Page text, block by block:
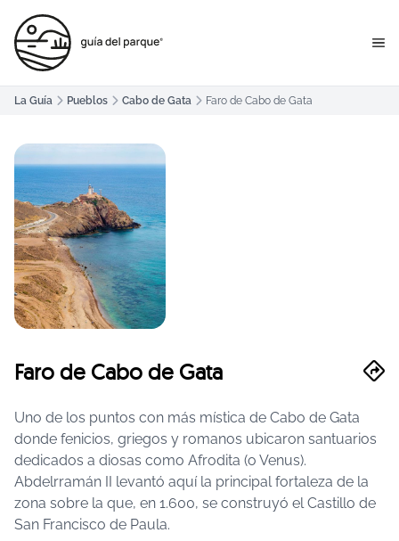
La Guía Pueblos Cabo de Gata Faro de Cabo de Gata
Faro de Cabo de Gata
Uno de los puntos con más mística de Cabo de Gata
donde fenicios, griegos y romanos ubicaron santuarios
dedicados a diosas como Afrodita (o Venus).
Abdelrramán II levantó aquí la principal fortaleza de la
zona sobre la que, en 1.600, se construyó el Castillo de
San Francisco de Paula.